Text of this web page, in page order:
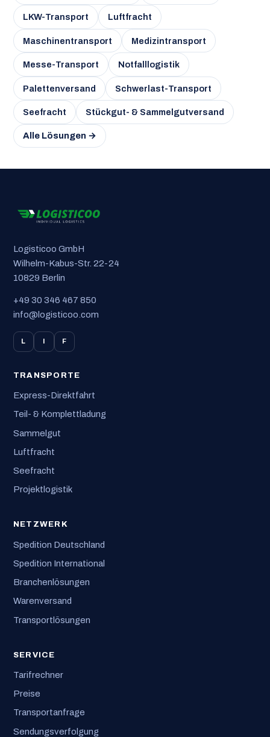
LKW-Transport Luftfracht
Maschinentransport Medizintransport
Messe-Transport Notfalllogistik
Palettenversand Schwerlast-Transport
Seefracht Stückgut- & Sammelgutversand
Alle Lösungen →
Logisticoo GmbH
Wilhelm-Kabus-Str. 22-24
10829 Berlin
+49 30 346 467 850
info@logisticoo.com
L F
TRANSPORTE
Express-Direktfahrt
Teil- & Komplettladung
Sammelgut
Luftfracht
Seefracht
Projektlogistik
NETZWERK
Spedition Deutschland
Spedition International
Branchenlösungen
Warenversand
Transportlösungen
SERVICE
Tarifrechner
Preise
Transportanfrage
Sendungsverfolgung